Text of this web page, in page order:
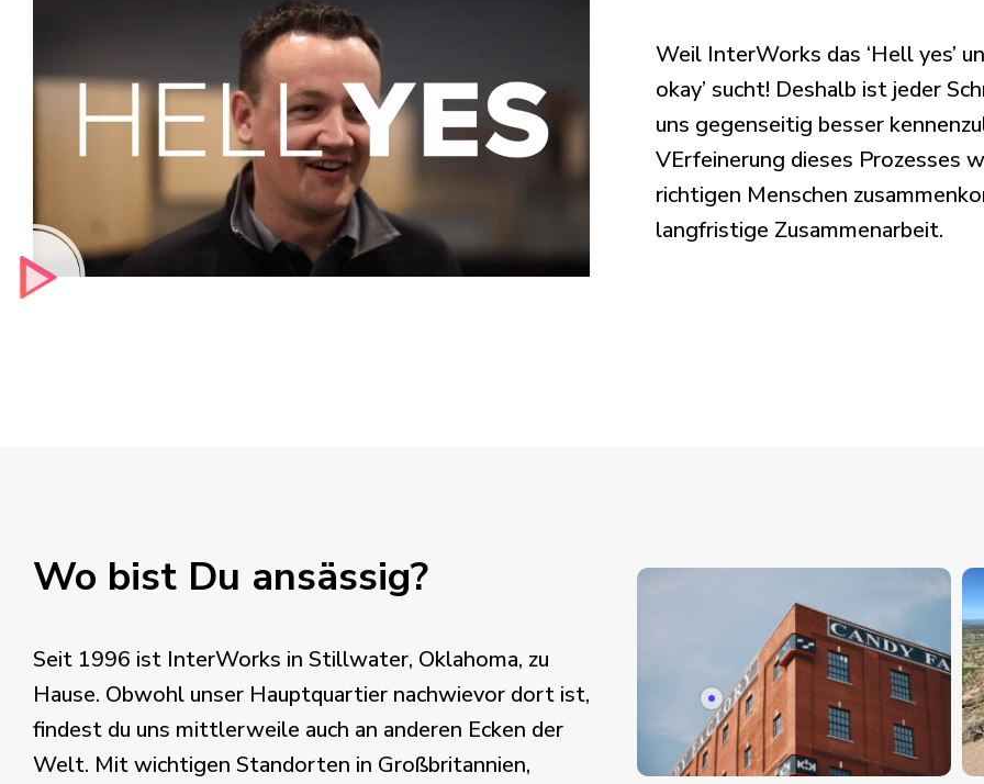
Weil InterWorks das ‘Hell yes’
okay’ sucht! Deshalb ist jeder
uns gegenseitig besser
VErfeinerung dieses Prozesses
richtigen Menschen
langfristige Zusammenarbeit.
Wo bist Du ansässig?
Seit 1996 ist InterWorks in Stillwater, Oklahoma, zu
Hause. Obwohl unser Hauptquartier nachwievor dort ist,
findest du uns mittlerweile auch an anderen Ecken der
Welt. Mit wichtigen Standorten in Großbritannien,